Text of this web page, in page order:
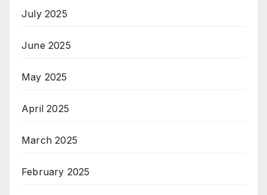
July 2025
June 2025
May 2025
April 2025
March 2025
February 2025